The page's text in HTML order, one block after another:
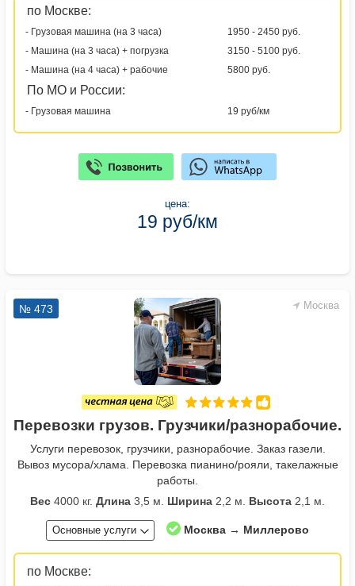
по Москве:
- Грузовая машина (на 3 часа)
1950 - 2450 руб.
- Машина (на 3 часа) + погрузка
3150 - 5100 руб.
- Машина (на 4 часа) + рабочие
5800 руб.
По МО и России:
- Грузовая машина 19 руб/км
цена:
19 руб/км
Москва
№ 473
Перевозки грузов. Грузчики/разнорабочие.
Услуги перевозок, грузчики, разнорабочие. Заказ газели.
Вывоз мусора/хлама. Перевозка пианино/рояли, такелажные
работы.
Вес 4000 кг. Длина 3,5 м. Ширина 2,2 м. Высота 2,1 м.
Основные услуги Москва → Миллерово
по Москве: